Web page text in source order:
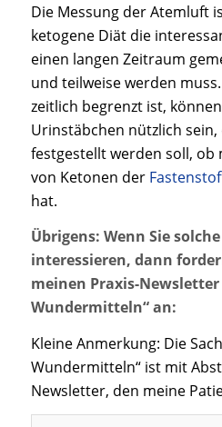
Die Messung der Atemluft
ketogene Diät die
einen langen Zeitraum
und teilweise werden
zeitlich begrenzt ist,
Urinstäbchen nützlich
festgestellt werden soll, ob
von Ketonen der
hat.
Übrigens: Wenn Sie
interessieren, dann
meinen Praxis-
Wundermitteln“ an:
Kleine Anmerkung: Die
Wundermitteln“ ist mit
Newsletter, den meine